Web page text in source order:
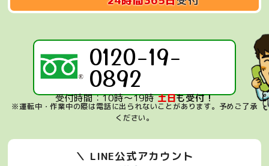
0120-19-
0892
受付時間：10時～19時 土日も受付！
※運転中・作業中の際は電話に出られないことがあります。 予めご了承
ください。
＼ LINE公式アカウント